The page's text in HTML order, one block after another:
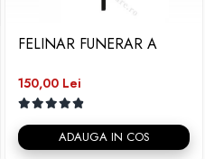
FELINAR FUNERAR A
150,00 Lei
ADAUGA IN COS